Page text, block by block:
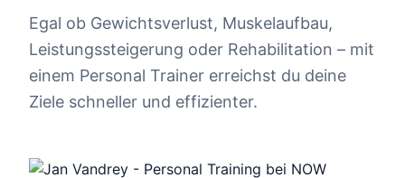
Egal ob Gewichtsverlust, Muskelaufbau,
Leistungssteigerung oder Rehabilitation – mit
einem Personal Trainer erreichst du deine
Ziele schneller und effizienter.